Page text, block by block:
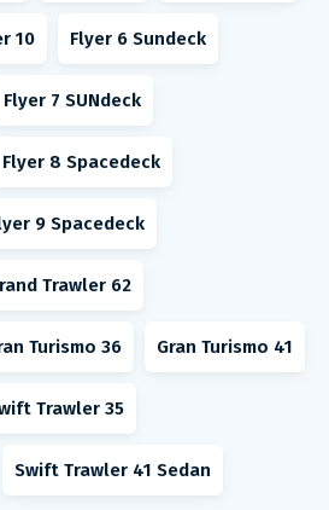
10 Flyer 6 Sundeck
Flyer 7 SUNdeck
Flyer 8 Spacedeck
9 Spacedeck
Trawler 62
Turismo 36 Gran Turismo 41
Trawler 35
Swift Trawler 41 Sedan